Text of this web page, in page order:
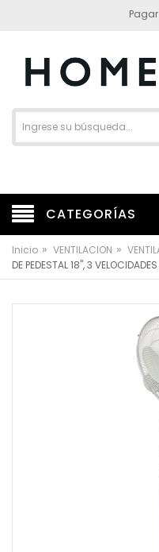
Pagar
CATEGORÍAS
Inicio » VENTILACION »
DE PEDESTAL 18", 3